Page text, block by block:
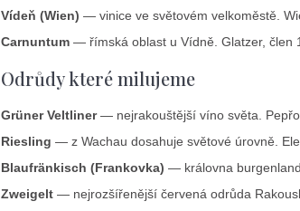
Vídeň (Wien) — vinice ve světovém velkoměstě.
Carnuntum — římská oblast u Vídně. Glatzer, člen
Odrůdy které milujeme
Grüner Veltliner— nejrakouštější víno světa.
Riesling — z Wachau dosahuje světové úrovně.
Blaufränkisch (Frankovka) — královna
Zweigelt — nejrozšířenější červená odrůda